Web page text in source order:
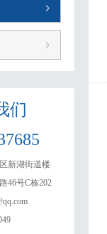
们
新湖街道楼
46号C栋202